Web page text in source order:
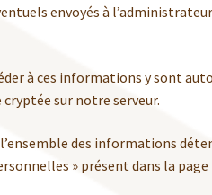
envoyés à
à ces informations y sont
sur notre serveur.
des informations
» présent dans la